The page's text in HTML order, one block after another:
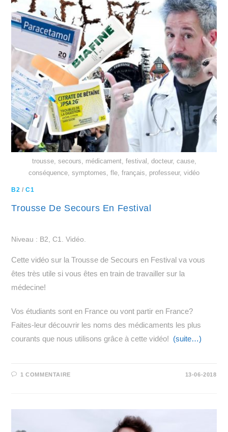
trousse, secours, médicament, festival, docteur, cause,
conséquence, symptomes, fle, français, professeur, vidéo
B2 /C1
Trousse De Secours En Festival
Niveau : B2, C1. Vidéo.
Cette vidéo sur la Trousse de Secours en Festival va vous
êtes très utile si vous êtes en train de travailler sur la
médecine!
Vos étudiants sont en France ou vont partir en France?
Faites-leur découvrir les noms des médicaments les plus
courants que nous utilisons grâce à cette vidéo! (suite…)
1 COMMENTAIRE 13-06-2018